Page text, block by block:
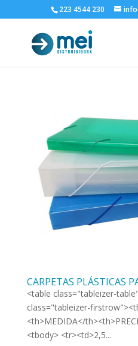
223 4544 230
CARPETAS PLÁSTICAS
<table class="tableizer-
class="tableizer-
<th>MEDIDA</
<tbody> <tr><td>2,5...